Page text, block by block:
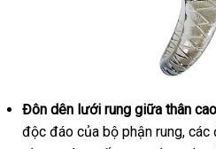
Đôn dên lưới rung giữa thân
độc đáo nhập
của bộ phận rungkiểm
, có
các